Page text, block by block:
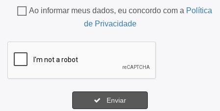
Ao informar meus dados, eu concordo com a Política
de Privacidade
Enviar